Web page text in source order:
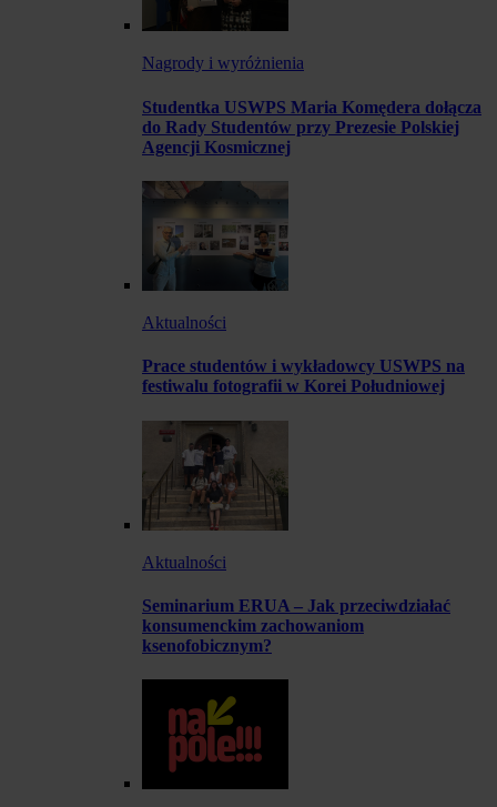
Nagrody i wyróżnienia
Studentka USWPS Maria Komędera dołącza
do Rady Studentów przy Prezesie Polskiej
Agencji Kosmicznej
Aktualności
Prace studentów i wykładowcy USWPS na
festiwalu fotografii w Korei Południowej
Aktualności
Seminarium ERUA – Jak przeciwdziałać
konsumenckim zachowaniom
ksenofobicznym?